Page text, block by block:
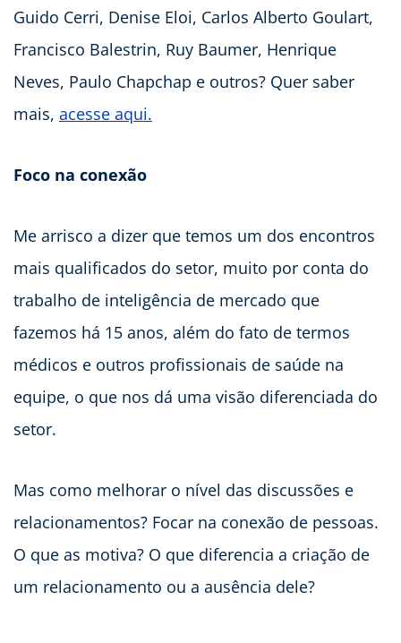
Guido Cerri, Denise Eloi, Carlos Alberto Goulart,
Francisco Balestrin, Ruy Baumer, Henrique
Neves, Paulo Chapchap e outros? Quer saber
mais, acesse aqui.
Foco na conexão
Me arrisco a dizer que temos um dos encontros
mais qualificados do setor, muito por conta do
trabalho de inteligência de mercado que
fazemos há 15 anos, além do fato de termos
médicos e outros profissionais de saúde na
equipe, o que nos dá uma visão diferenciada do
setor.
Mas como melhorar o nível das discussões e
relacionamentos? Focar na conexão de pessoas.
O que as motiva? O que diferencia a criação de
um relacionamento ou a ausência dele?